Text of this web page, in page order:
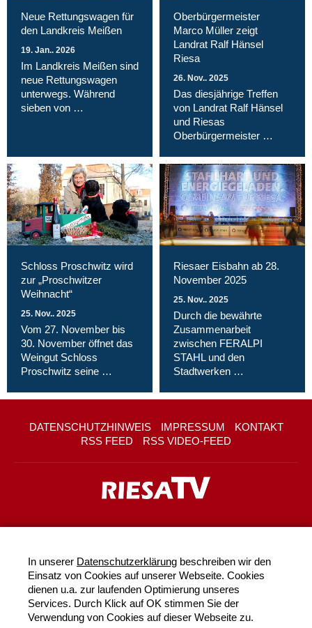
Neue Rettungswagen für
den Landkreis Meißen
19. Jan.. 2026
Im Landkreis Meißen sind
neue Rettungswagen
unterwegs. Während
sieben von …
Oberbürgermeister
Marco Müller zeigt
Landrat Ralf Hänsel
Riesa
26. Nov.. 2025
Das diesjährige Treffen
von Landrat Ralf Hänsel
und Riesas
Oberbürgermeister …
Schloss Proschwitz wird
zur „Proschwitzer
Weihnacht“
25. Nov.. 2025
Vom 27. November bis
30. November öffnet das
Weingut Schloss
Proschwitz seine …
Riesaer Eisbahn ab 28.
November 2025
25. Nov.. 2025
Durch die bewährte
Zusammenarbeit
zwischen FERALPI
STAHL und den
Stadtwerken …
DATENSCHUTZHINWEIS IMPRESSUM
KONTAKT
RSS FEED
RSS VIDEO-FEED
In unserer Datenschutzerklärung beschreiben wir den
Einsatz von Cookies auf unserer Webseite. Cookies
dienen u.a. zur laufenden Optimierung unseres
Services. Durch Klick auf OK stimmen Sie der
Verwendung von Cookies auf dieser Webseite zu.